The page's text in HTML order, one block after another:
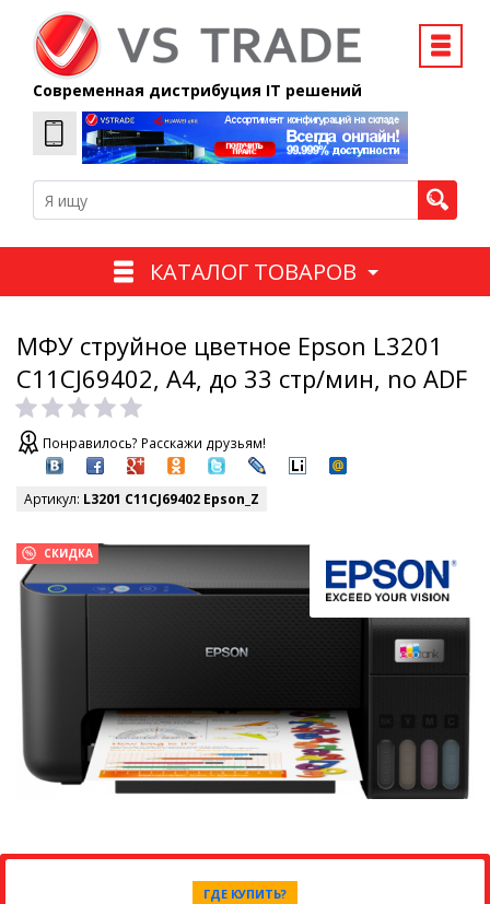
Современная дистрибуция IT решений
КАТАЛОГ ТОВАРОВ
МФУ струйное цветное Epson L3201
C11CJ69402, А4, до 33 стр/мин, no ADF
Понравилось? Расскажи друзьям!
Артикул: L3201 C11CJ69402 Epson_Z
СКИДКА
ГДЕ КУПИТЬ?